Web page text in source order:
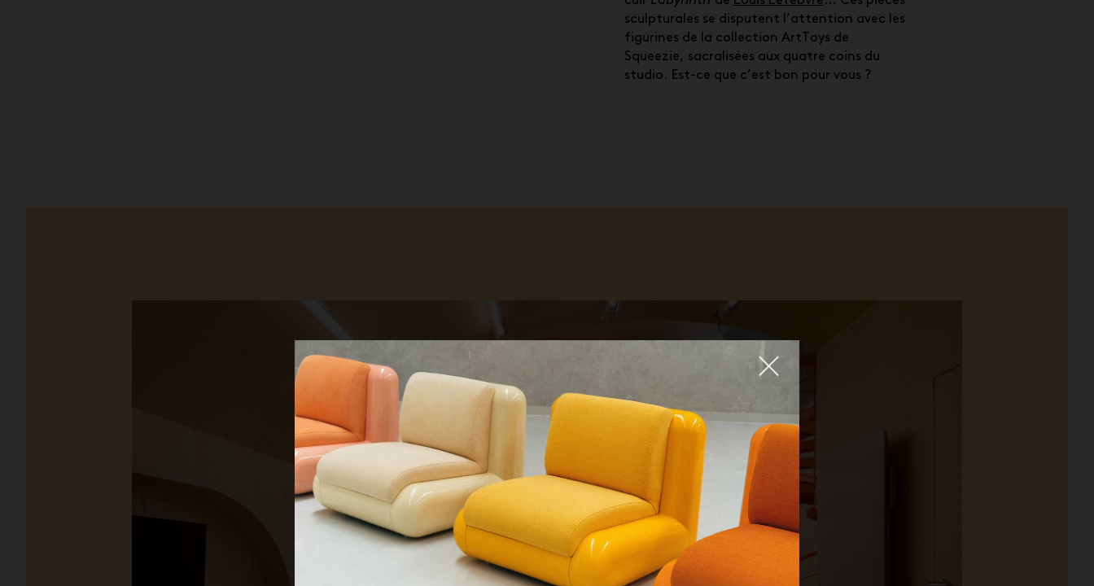
sculpturales se disputent l’attention avec les
figurines de la collection ArtToys de
Squeezie, sacralisées aux quatre coins du
studio. Est-ce que c’est bon pour vous ?
QUE CHERCHEZ-VOUS ?